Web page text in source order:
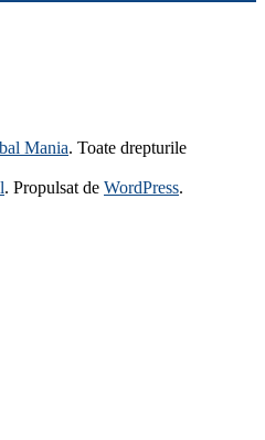
Mania. Toate drepturile
. Propulsat de WordPress.